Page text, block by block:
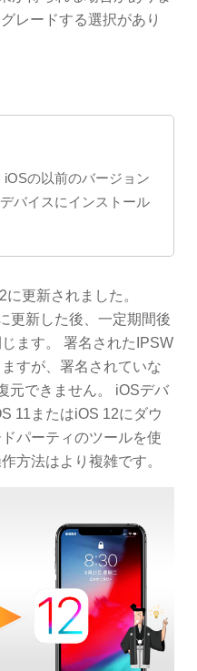
レードする選択があり
の以前のバージョン
バイスにインストール
更新されました。
更新した後、一定期間後
ます。 署名されたIPSW
すが、署名されていな
元できません。 iOSデバ
11またはiOS 12にダウ
パーティのツールを使
方法はより複雑です。